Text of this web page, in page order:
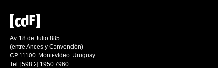
Av. 18 de Julio 885
(entre Andes y Convención)
CP 11100. Montevideo. Uruguay
Tel: [598 2] 1950 7960